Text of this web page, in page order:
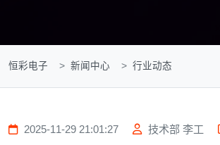
恒彩电子 新闻中心 行业动态
2025-11-29 21:01:27 技术部 李工